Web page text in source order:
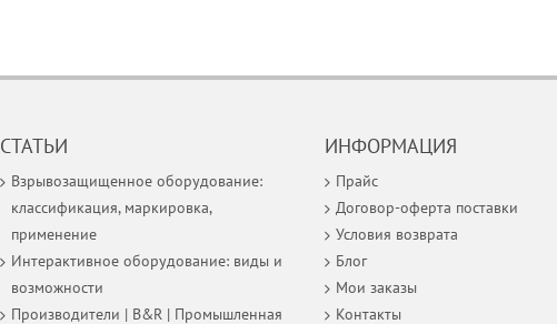
СТАТЬИ
Взрывозащищенное оборудование:
классификация, маркировка,
применение
Интерактивное оборудование: виды и
возможности
Производители | B&R | Промышленная
ИНФОРМАЦИЯ
Прайс
Договор-оферта поставки
Условия возврата
Блог
Мои заказы
Контакты